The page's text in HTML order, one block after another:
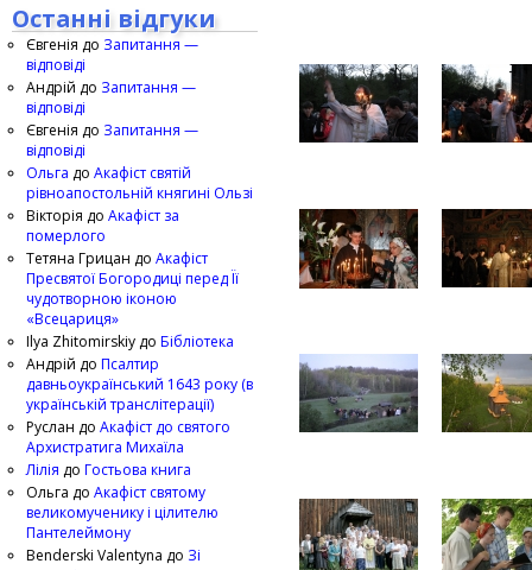
Останні відгуки
Євгенія до Запитання —
відповіді
Андрій до Запитання —
відповіді
Євгенія до Запитання —
відповіді
Ольга до Акафіст святій
рівноапостольній княгині Ользі
Вікторія до Акафіст за
померлого
Тетяна Грицан до Акафіст
Пресвятої Богородиці перед Її
чудотворною іконою
«Всецариця»
Ilya Zhitomirskiy до Бібліотека
Андрій до Псалтир
давньоукраїнський 1643 року (в
українській транслітерації)
Руслан до Акафіст до святого
Архистратига Михаїла
Лілія до Гостьова книга
Ольга до Акафіст святому
великомученику і цілителю
Пантелеймону
Benderski Valentyna до Зі